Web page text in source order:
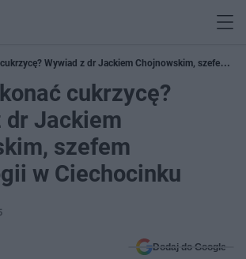
Wywiad z dr Jackiem Chojnowskim, szefem
cukrzycę?
dr Jackiem
szefem
w Ciechocinku
Dodaj do Google